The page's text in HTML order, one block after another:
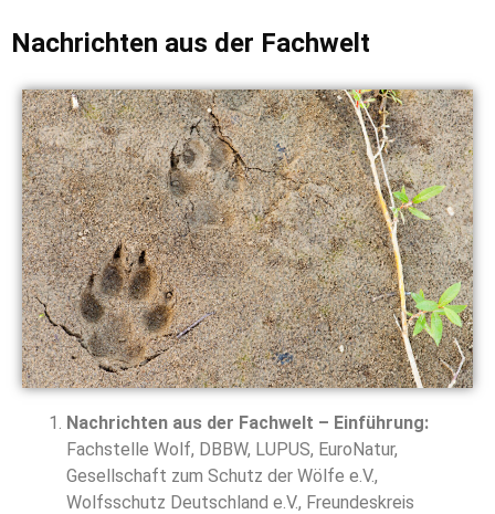
Nachrichten aus der Fachwelt
Nachrichten aus der Fachwelt – Einführung:
Fachstelle Wolf, DBBW, LUPUS, EuroNatur,
Gesellschaft zum Schutz der Wölfe e.V.,
Wolfsschutz Deutschland e.V., Freundeskreis